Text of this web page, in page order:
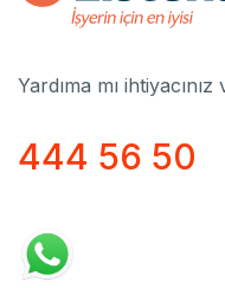
Yardıma mı ihtiyacınız
444 56 50